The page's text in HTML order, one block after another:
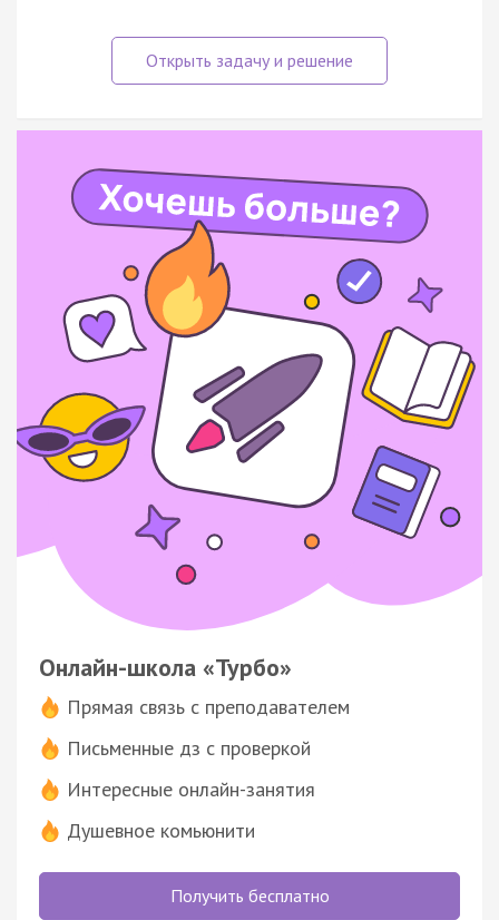
Онлайн-школа «Турбо»
Прямая связь с преподавателем
Письменные дз с проверкой
Интересные онлайн-занятия
Душевное комьюнити
Получить бесплатно